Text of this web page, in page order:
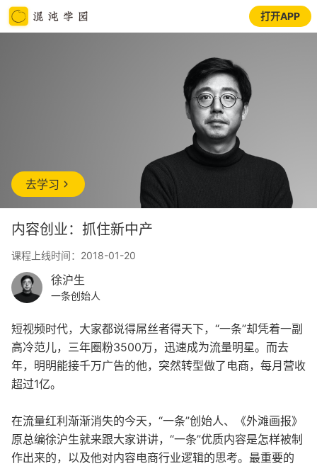
打开APP
去学习
内容创业：抓住新中产
课程上线时间：2018-01-20
徐沪生
一条创始人
短视频时代，大家都说得屌丝者得天下，“一条”却凭着一副
高冷范儿，三年圈粉3500万，迅速成为流量明星。而去
年，明明能接千万广告的他，突然转型做了电商，每月营收
超过1亿。
在流量红利渐渐消失的今天，“一条”创始人、《外滩画报》
原总编徐沪生就来跟大家讲讲，“一条”优质内容是怎样被制
作出来的，以及他对内容电商行业逻辑的思考。最重要的